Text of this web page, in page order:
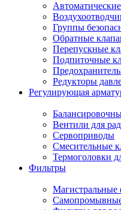
Группы
Обратные
Перепускные
Подпиточные
Редукторы
Регулирующая
Вентили для
Сервоприводы
Смесительные
Термоголовки
Фильтры
Магистральные